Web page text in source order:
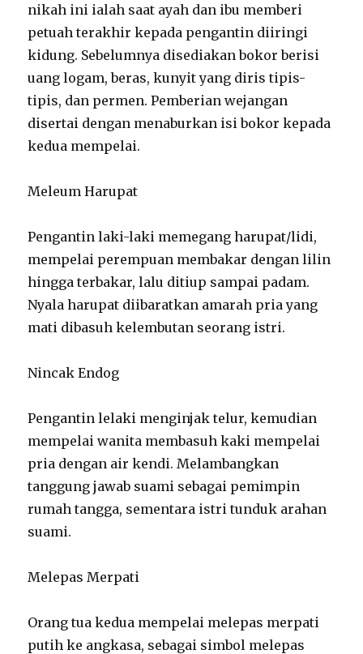
nikah ini ialah saat ayah dan ibu memberi
petuah terakhir kepada pengantin diiringi
kidung. Sebelumnya disediakan bokor berisi
uang logam, beras, kunyit yang diris tipis-
tipis, dan permen. Pemberian wejangan
disertai dengan menaburkan isi bokor kepada
kedua mempelai.
Meleum Harupat
Pengantin laki-laki memegang harupat/lidi,
mempelai perempuan membakar dengan lilin
hingga terbakar, lalu ditiup sampai padam.
Nyala harupat diibaratkan amarah pria yang
mati dibasuh kelembutan seorang istri.
Nincak Endog
Pengantin lelaki menginjak telur, kemudian
mempelai wanita membasuh kaki mempelai
pria dengan air kendi. Melambangkan
tanggung jawab suami sebagai pemimpin
rumah tangga, sementara istri tunduk arahan
suami.
Melepas Merpati
Orang tua kedua mempelai melepas merpati
putih ke angkasa, sebagai simbol melepas